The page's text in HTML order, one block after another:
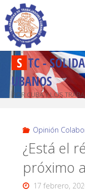
S TC-SOLIDA
U BANOS
POR CUBA Y LOS
Opinión
¿Está el
próximo
17 febrero,